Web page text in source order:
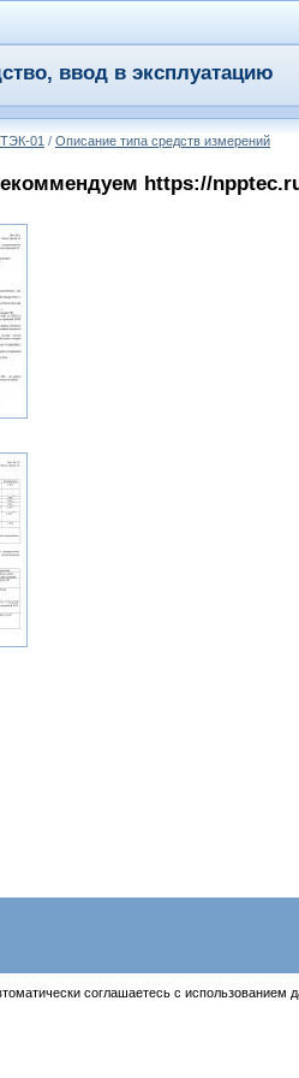
ввод в эксплуатацию
01 / Описание типа средств измерений
https://
соглашаетесь с использованием